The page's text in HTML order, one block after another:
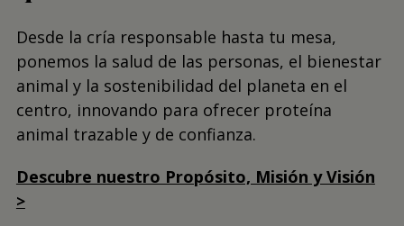
Desde la cría responsable hasta tu mesa,
ponemos la salud de las personas, el bienestar
animal y la sostenibilidad del planeta en el
centro, innovando para ofrecer proteína
animal trazable y de confianza.
Descubre nuestro Propósito, Misión y Visión
>